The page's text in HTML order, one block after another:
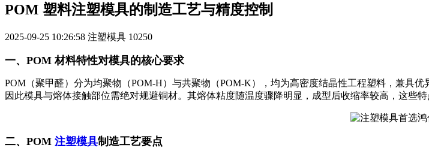
POM 塑料注塑模具的制造工艺与精度控制
2025-09-25 10:26:58 注塑模具 10250
一、POM 材料特性对模具的核心要求
POM（聚甲醛）分为均聚物（POM-H）与共聚物（POM-K），均为高密度结晶性工程塑料，兼具
因此模具与熔体接触部位需绝对规避铜材。其熔体粘度随温度骤降明显，成型后收缩率较高，这些
二、POM 注塑模具制造工艺要点